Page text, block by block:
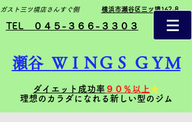
TEL ０４５-３６６-３３０３
ガスト三ツ境店さんすぐ側 横浜市瀬谷区三ツ境162-8
瀬谷 ＷＩＮＧＳ ＧＹＭ
ダイエット成功率 ９０％以上 ★
理想のカラダになれる新しい型のジム